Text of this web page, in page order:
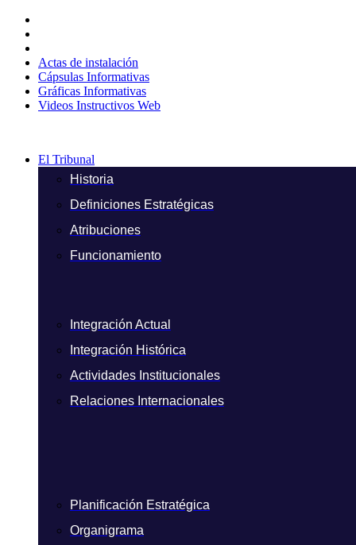
contenido
Actas de instalación
Cápsulas Informativas
Gráficas Informativas
Videos Instructivos Web
El Tribunal
Historia
Definiciones Estratégicas
Atribuciones
Funcionamiento
Integración Actual
Integración Histórica
Actividades Institucionales
Relaciones Internacionales
Planificación Estratégica
Organigrama